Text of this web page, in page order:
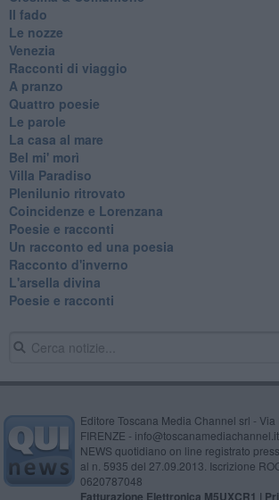
Il fado
Le nozze
Venezia
Racconti di viaggio
A pranzo
Quattro poesie
Le parole
La casa al mare
Bel mi' morì
Villa Paradiso
Plenilunio ritrovato
Coincidenze e Lorenzana
Poesie e racconti
Un racconto ed una poesia
Racconto d'inverno
​L'arsella divina
Poesie e racconti
Editore Toscana Media Channel srl -
FIRENZE -
NEWS quotidiano on line registrato
al n. 5935 del 27.09.2013. Iscrizione
0620787048
Fatturazione Elettronica M5UXCR1 |